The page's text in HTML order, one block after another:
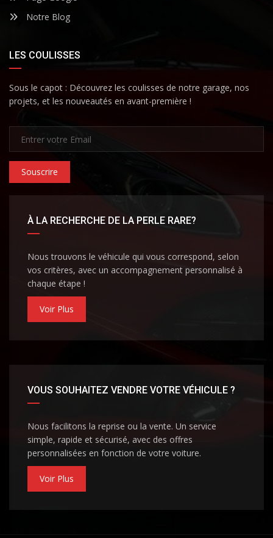
Notre Blog
LES COULISSES
Sous le capot : Découvrez les coulisses de notre garage, nos
projets, et les nouveautés en avant-première !
Souscrire
À LA RECHERCHE DE LA PERLE RARE?
Nous trouvons le véhicule qui vous correspond, selon
vos critères, avec un accompagnement personnalisé à
chaque étape !
Voir Plus
VOUS SOUHAITEZ VENDRE VOTRE VÉHICULE ?
Nous facilitons la reprise ou la vente. Un service
simple, rapide et sécurisé, avec des offres
personnalisées en fonction de votre voiture.
Voir Plus